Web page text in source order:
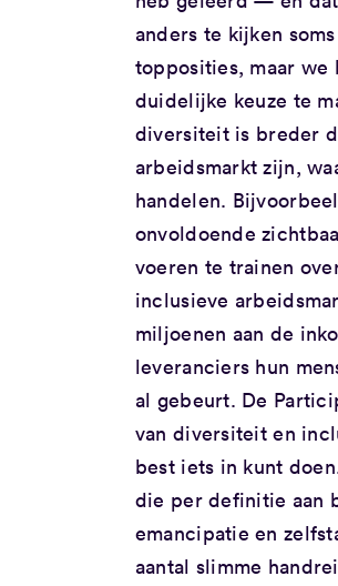
anders te kijken
topposities, maar we
duidelijke keuze te
diversiteit is breder
arbeidsmarkt zijn,
handelen.
onvoldoende
voeren te trainen
inclusieve
miljoenen aan de
leveranciers hun
al gebeurt. De
van diversiteit en
best iets in kunt
die per definitie aan
emancipatie en
aantal slimme